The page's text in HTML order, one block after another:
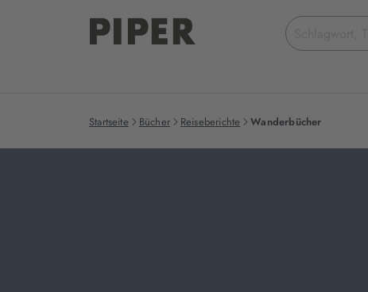
Suchbegriff
eingeben
Startseite Bücher Reiseberichte Wanderbücher